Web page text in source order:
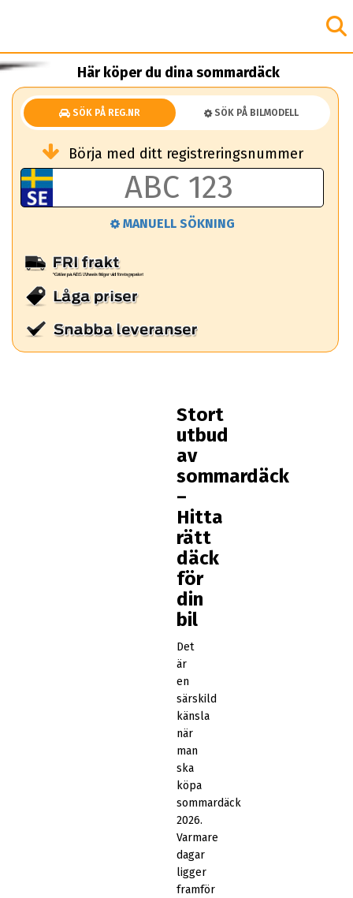
Här köper du dina sommardäck
SÖK PÅ REG.NR SÖK PÅ BILMODELL
Börja med ditt registreringsnummer
MANUELL SÖKNING
Stort
utbud
av
sommardäck
–
Hitta
rätt
däck
för
din
bil
Det
är
en
särskild
känsla
när
man
ska
köpa
sommardäck
2026.
Varmare
dagar
ligger
framför